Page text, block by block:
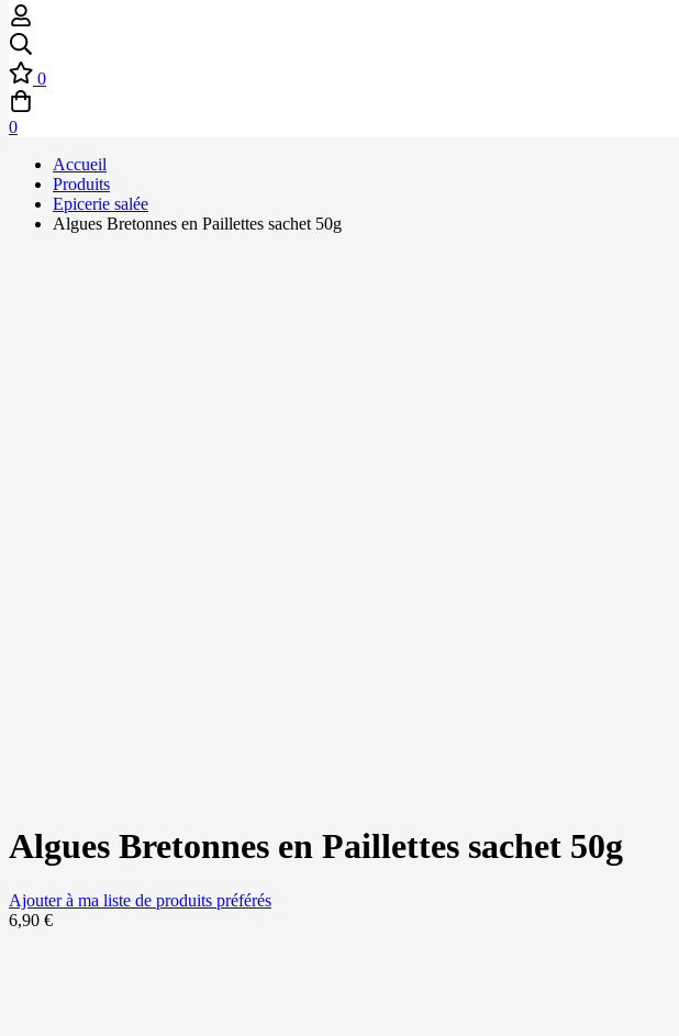
0
0
Accueil
Produits
Epicerie salée
Algues Bretonnes en Paillettes sachet 50g
Algues Bretonnes en Paillettes sachet 50g
Ajouter à ma liste de produits préférés
6,90 €